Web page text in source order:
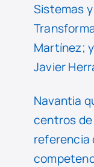
Sistemas
Martínez;
Javier
Navantia
centros
referencia